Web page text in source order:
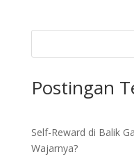
Postingan
Self-Reward di Balik
Wajarnya?